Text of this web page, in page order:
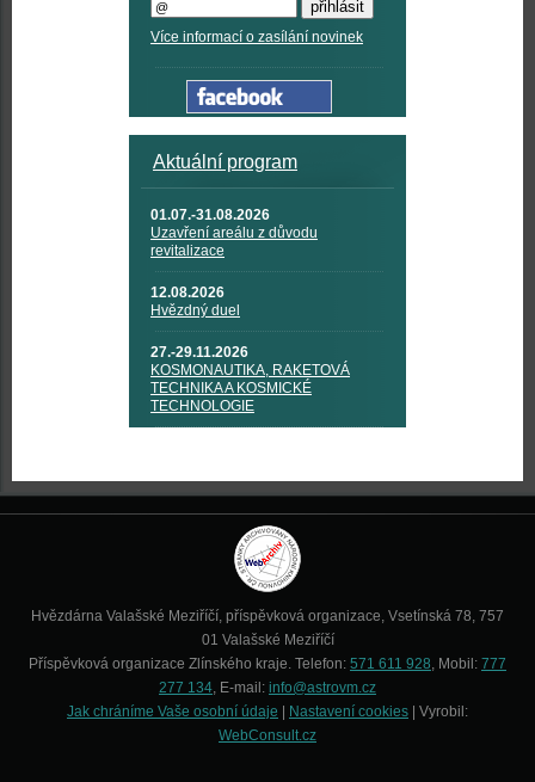
Více informací o zasílání novinek
Aktuální program
01.07.-31.08.2026
Uzavření areálu z důvodu
revitalizace
12.08.2026
Hvězdný duel
27.-29.11.2026
KOSMONAUTIKA, RAKETOVÁ
TECHNIKA A KOSMICKÉ
TECHNOLOGIE
Hvězdárna Valašské Meziříčí, příspěvková organizace, Vsetínská 78, 757
01 Valašské Meziříčí
Příspěvková organizace Zlínského kraje. Telefon: 571 611 928, Mobil: 777
277 134, E-mail: info@astrovm.cz
Jak chráníme Vaše osobní údaje
Nastavení cookies | Vyrobil:
WebConsult.cz